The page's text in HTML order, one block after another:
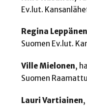
Ev.lut.
Regina Leppänen
Suomen Ev.lut.
Ville Mielonen,
Suomen
Lauri Vartiainen